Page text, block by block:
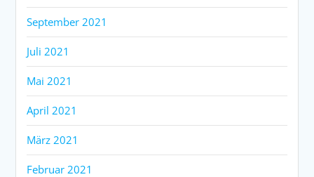
September 2021
Juli 2021
Mai 2021
April 2021
März 2021
Februar 2021